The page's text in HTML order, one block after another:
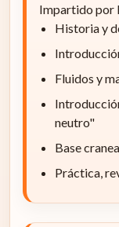
Impartido por
Historia y
Fluidos y
neutro"
Base
Práctica,